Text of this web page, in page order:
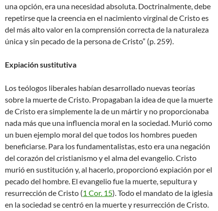
una opción, era una necesidad absoluta. Doctrinalmente, debe
repetirse que la creencia en el nacimiento virginal de Cristo es
del más alto valor en la comprensión correcta de la naturaleza
única y sin pecado de la persona de Cristo” (p. 259).
Expiación sustitutiva
Los teólogos liberales habían desarrollado nuevas teorías
sobre la muerte de Cristo. Propagaban la idea de que la muerte
de Cristo era simplemente la de un mártir y no proporcionaba
nada más que una influencia moral en la sociedad. Murió como
un buen ejemplo moral del que todos los hombres pueden
beneficiarse. Para los fundamentalistas, esto era una negación
del corazón del cristianismo y el alma del evangelio. Cristo
murió en sustitución y, al hacerlo, proporcionó expiación por el
pecado del hombre. El evangelio fue la muerte, sepultura y
resurrección de Cristo (1 Cor. 15). Todo el mandato de la iglesia
en la sociedad se centró en la muerte y resurrección de Cristo.